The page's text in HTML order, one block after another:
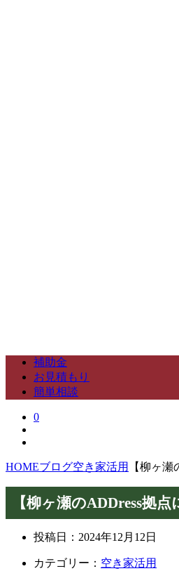
補助金
お見積もり
簡単相談
0
HOMEブログ空き家活用 【柳ヶ瀬
【柳ヶ瀬のADDress拠点
投稿日： 2024年12月12日
カテゴリー： 空き家活用